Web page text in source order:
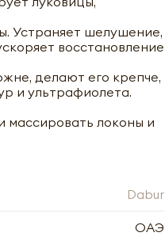
Устраняет шелушение,
восстановление
делают его крепче,
и ультрафиолета.
массировать локоны и
Dabur
ОАЭ